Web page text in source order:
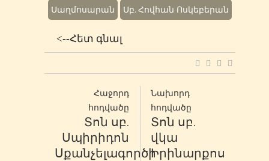
Սաղմոսարան Սբ. Հովհան Ոսկեբերան
<--Հետ գնալ
Հաջորդ
հոդվածը
Տոն սբ.
Սպիրիդոն
Սքանչելագործի
Նախորդ
հոդվածը
Տոն սբ.
վկա
Իրինարքոս